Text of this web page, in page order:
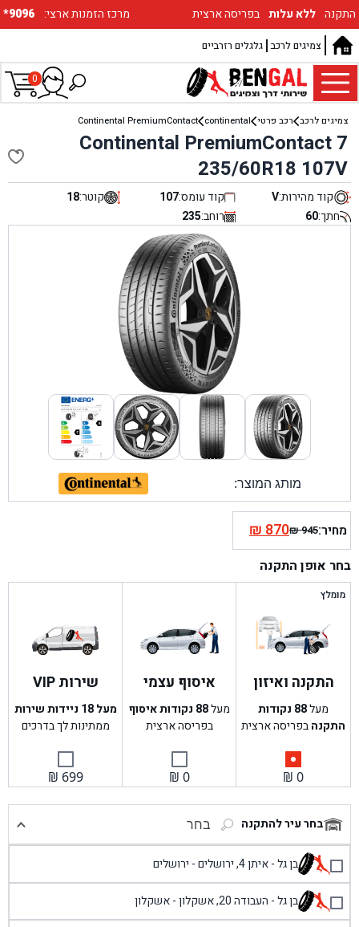
*9096 :מרכז הזמנות ארצי התקנה ללא עלות בפריסה ארצית
גלגלים רזרביים צמיגים לרכב
0
צמיגים לרכב רכב פרטי continental
Continental PremiumContact
Continental PremiumContact 7
235/60R18 107V
קוד מהירות:V קוד עומס:107 קוטר:18
חתך:60 רוחב:235
מותג המוצר:
מחיר: ₪945
המחיר
המקורי
היה:
₪870המחיר
הנוכחי
הוא:
בחר אופן התקנה
מומלץ
התקנה ואיזון
מעל88 נקודות
התקנהבפריסה ארצית
₪ 0
איסוף עצמי
מעל88 נקודות איסוף
בפריסה ארצית
₪ 0
שירות VIP
מעל 18 ניידות שירות
ממתינות לך בדרכים
₪ 699
בחר עיר להתקנה בחר
בן גל - איתן 4, ירושלים - ירושלים
בן גל - העבודה 20, אשקלון - אשקלון